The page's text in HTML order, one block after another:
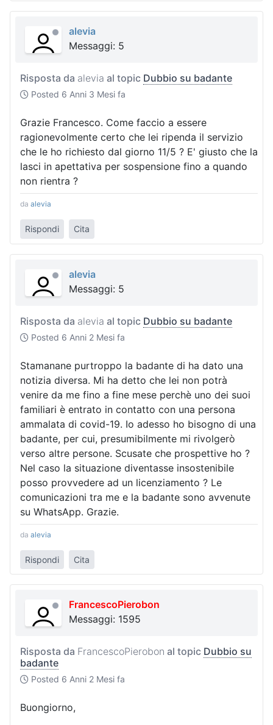
alevia
Messaggi: 5
Risposta da alevia al topic Dubbio su badante
Posted 6 Anni 3 Mesi fa
Grazie Francesco. Come faccio a essere
ragionevolmente certo che lei ripenda il servizio
che le ho richiesto dal giorno 11/5 ? E' giusto che la
lasci in apettativa per sospensione fino a quando
non rientra ?
da alevia
Rispondi Cita
alevia
Messaggi: 5
Risposta da alevia al topic Dubbio su badante
Posted 6 Anni 2 Mesi fa
Stamanane purtroppo la badante di ha dato una
notizia diversa. Mi ha detto che lei non potrà
venire da me fino a fine mese perchè uno dei suoi
familiari è entrato in contatto con una persona
ammalata di covid-19. Io adesso ho bisogno di una
badante, per cui, presumibilmente mi rivolgerò
verso altre persone. Scusate che prospettive ho ?
Nel caso la situazione diventasse insostenibile
posso provvedere ad un licenziamento ? Le
comunicazioni tra me e la badante sono avvenute
su WhatsApp. Grazie.
da alevia
Rispondi Cita
FrancescoPierobon
Messaggi: 1595
Risposta da FrancescoPierobon al topic Dubbio su
badante
Posted 6 Anni 2 Mesi fa
Buongiorno,